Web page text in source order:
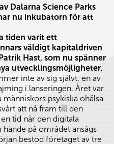
Dalarna Science Parks
nu inkubatorn för att
tiden varit ett
väldigt kapitaldriven
Hast, som nu spänner
utvecklingsmöjligheter.
inte av sig självt, en av
i lanseringen. Året var
psykiska ohälsa
att nå fram till den
tid när den digitala
på området ansågs
bestod företaget av tre